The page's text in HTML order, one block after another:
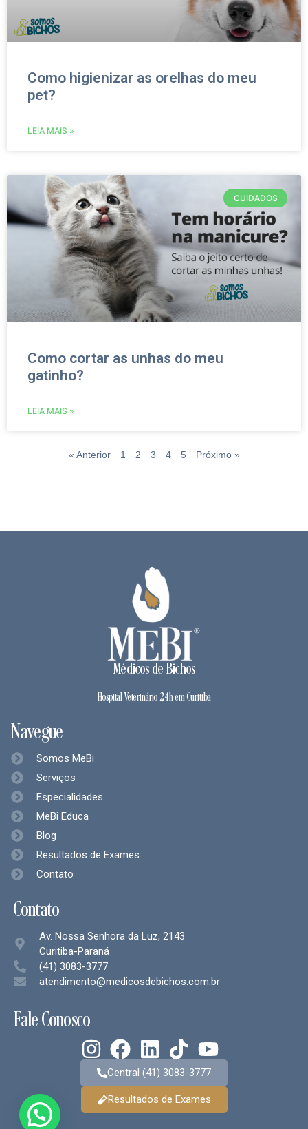
Como higienizar as orelhas do meu
pet?
LEIA MAIS »
CUIDADOS
Como cortar as unhas do meu
gatinho?
LEIA MAIS »
« Anterior 1 2 3 4 5 Próximo »
Médicos de Bichos
Hospital Veterinário 24h em Curitiba
Navegue
Somos MeBi
Serviços
Especialidades
MeBi Educa
Blog
Resultados de Exames
Contato
Contato
Av. Nossa Senhora da Luz, 2143
Curitiba-Paraná
(41) 3083-3777
atendimento@medicosdebichos.com.br
Fale Conosco
Central (41) 3083-3777
Resultados de Exames